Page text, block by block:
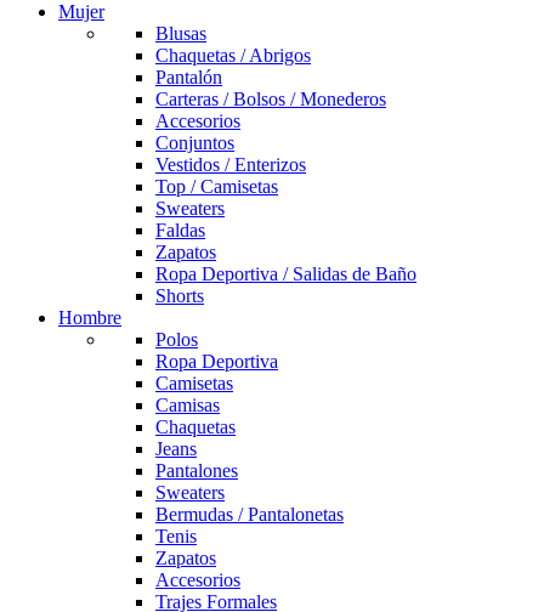
Mujer
Blusas
Chaquetas / Abrigos
Pantalón
Carteras / Bolsos / Monederos
Accesorios
Conjuntos
Vestidos / Enterizos
Top / Camisetas
Sweaters
Faldas
Zapatos
Ropa Deportiva / Salidas de Baño
Shorts
Hombre
Polos
Ropa Deportiva
Camisetas
Camisas
Chaquetas
Jeans
Pantalones
Sweaters
Bermudas / Pantalonetas
Tenis
Zapatos
Accesorios
Trajes Formales